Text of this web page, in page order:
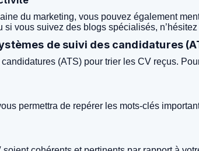
du marketing, vous pouvez également
vous suivez des blogs spécialisés,
de suivi des candidatures
(ATS) pour trier les CV reçus.
permettra de repérer les mots-clés